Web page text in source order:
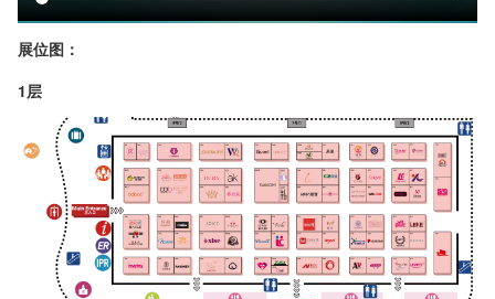
展位图：
1层